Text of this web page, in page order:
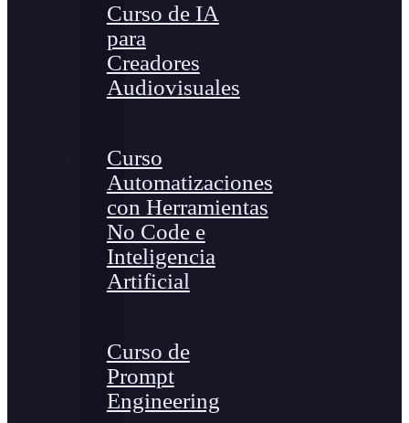
Curso de IA
para
Creadores
Audiovisuales
Curso
Automatizaciones
con Herramientas
No Code e
Inteligencia
Artificial
Curso de
Prompt
Engineering